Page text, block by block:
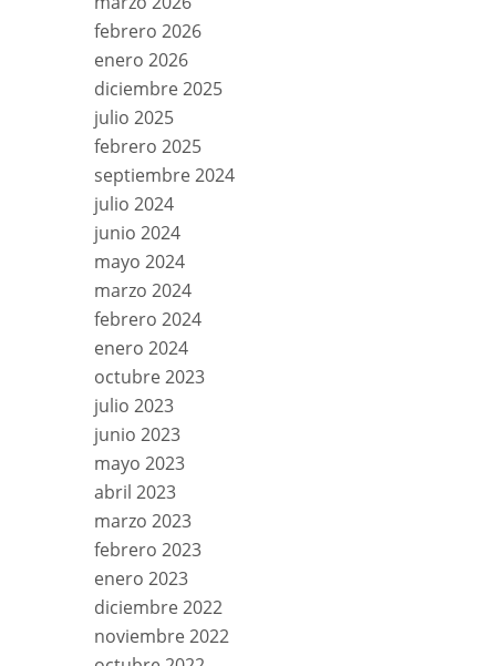
febrero 2026
enero 2026
diciembre 2025
julio 2025
febrero 2025
septiembre 2024
julio 2024
junio 2024
mayo 2024
marzo 2024
febrero 2024
enero 2024
octubre 2023
julio 2023
junio 2023
mayo 2023
abril 2023
marzo 2023
febrero 2023
enero 2023
diciembre 2022
noviembre 2022